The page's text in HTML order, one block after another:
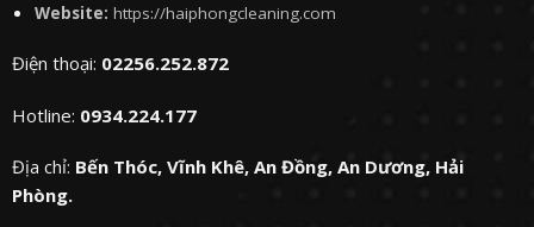
Website: https://haiphongcleaning.com
Điện thoại: 02256.252.872
Hotline: 0934.224.177
Địa chỉ: Bến Thóc, Vĩnh Khê, An Đồng, An Dương, Hải
Phòng.